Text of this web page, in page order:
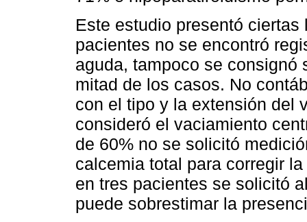
Este estudio presentó
pacientes no se encontró
aguda, tampoco se consignó
mitad de los casos. No
con el tipo y la extensión del
consideró el vaciamiento
de 60% no se solicitó
calcemia total para corregir
en tres pacientes se solicitó
puede sobrestimar la